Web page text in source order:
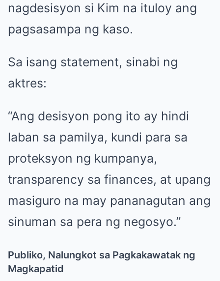
nagdesisyon si Kim na ituloy ang
pagsasampa ng kaso.
Sa isang statement, sinabi ng
aktres:
“Ang desisyon pong ito ay hindi
laban sa pamilya, kundi para sa
proteksyon ng kumpanya,
transparency sa finances, at upang
masiguro na may pananagutan ang
sinuman sa pera ng negosyo.”
Publiko, Nalungkot sa Pagkakawatak ng
Magkapatid